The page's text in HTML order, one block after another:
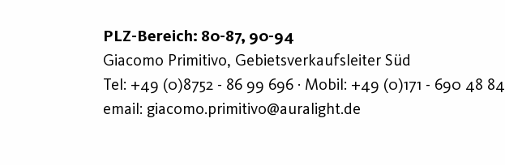
PLZ-Bereich: 80-87, 90-94
Giacomo Primitivo, Gebietsverkaufsleiter Süd
Tel: +49 (0)8752 - 86 99 696 · Mobil: +49 (0)171 - 690 48 84
email: giacomo.primitivo@auralight.de